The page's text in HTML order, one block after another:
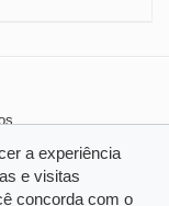
a experiência
e visitas
concorda com o